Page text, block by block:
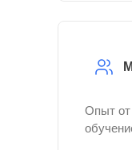
Опыт от